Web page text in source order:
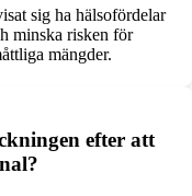
sig ha hälsofördelar
minska risken för
mängder.
efter att